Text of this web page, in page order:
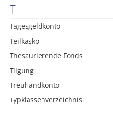
T
Tagesgeldkonto
Teilkasko
Thesaurierende Fonds
Tilgung
Treuhandkonto
Typklassenverzeichnis